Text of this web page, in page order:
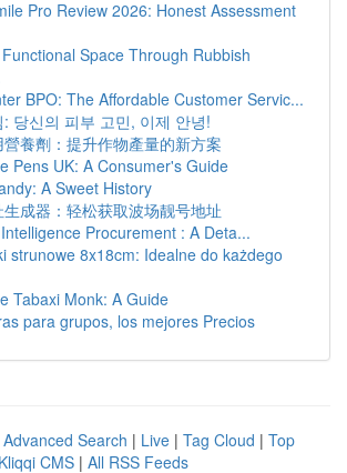
Pro Review 2026: Honest Assessment
Space Through Rubbish
BPO: The Affordable Customer Servic...
: 당신의 피부 고민, 이제 안녕!
養劑：提升作物產量的新方案
Pens UK: A Consumer's Guide
A Sweet History
成器：轻松获取波场靓号地址
Procurement : A Deta...
strunowe 8x18cm: Idealne do każdego
Tabaxi Monk: A Guide
para grupos, los mejores Precios
Advanced Search | Live | Tag Cloud | Top
Kliqqi CMS | All RSS Feeds